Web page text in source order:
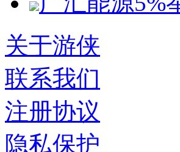
关于游侠
联系我们
注册协议
隐私保护